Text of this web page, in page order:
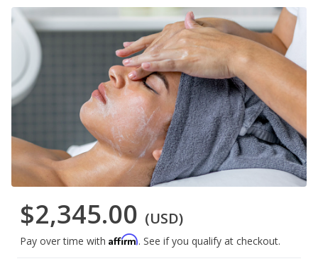
$2,345.00 (USD)
Pay over time with Affirm. See if you qualify at checkout.